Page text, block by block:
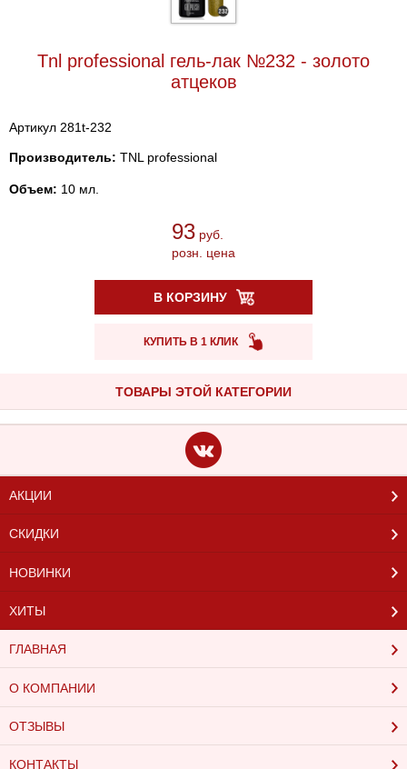
Tnl professional гель-лак №232 - золото
атцеков
Артикул 281t-232
Производитель: TNL professional
Объем: 10 мл.
93 руб.
розн. цена
В КОРЗИНУ
КУПИТЬ В 1 КЛИК
ТОВАРЫ ЭТОЙ КАТЕГОРИИ
АКЦИИ
СКИДКИ
НОВИНКИ
ХИТЫ
ГЛАВНАЯ
О КОМПАНИИ
ОТЗЫВЫ
КОНТАКТЫ